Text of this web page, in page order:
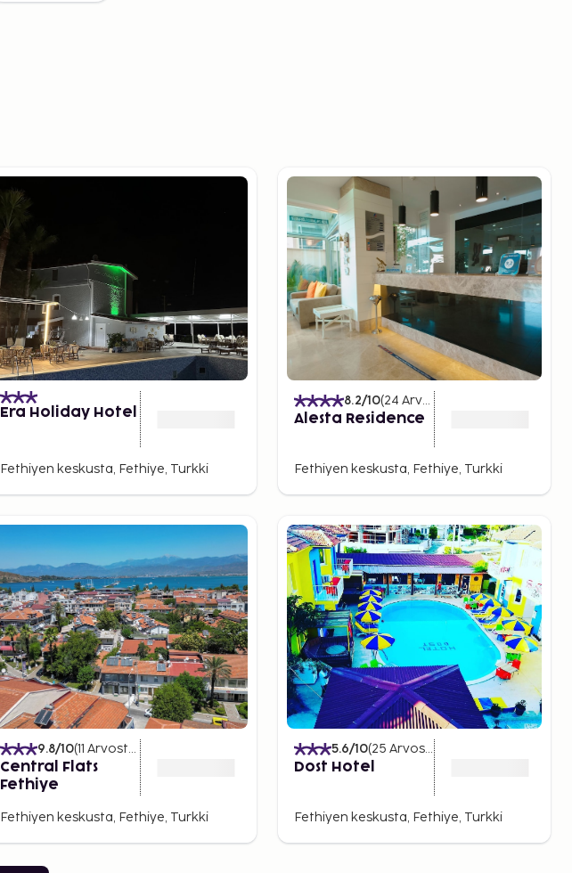
Era Holiday Hotel
Fethiyen keskusta, Fethiye, Turkki
8.2/10(24 Arvostelut
Alesta Residence
Fethiyen keskusta, Fethiye, Turkki
9.8/10(11 Arvostelut
Central Flats
Fethiye
Fethiyen keskusta, Fethiye, Turkki
5.6/10(25 Arvostelut
Dost Hotel
Fethiyen keskusta, Fethiye, Turkki